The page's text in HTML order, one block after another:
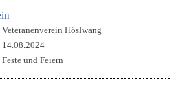
Veteranenverein Höslwang
14.08.2024
Feste und Feiern